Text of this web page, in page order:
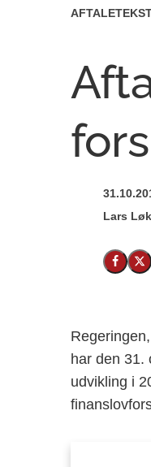
Lars
Del på
har den 31.
udvikling i